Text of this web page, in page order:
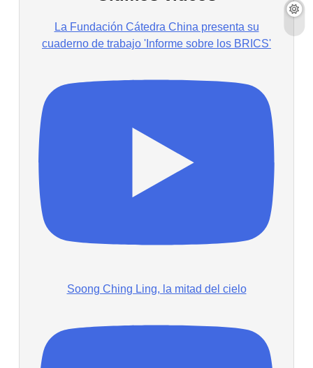
La Fundación Cátedra China presenta su
cuaderno de trabajo 'Informe sobre los BRICS'
Soong Ching Ling, la mitad del cielo